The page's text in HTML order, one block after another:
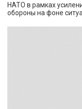
НАТО в рамках
обороны на фоне